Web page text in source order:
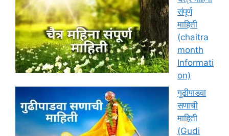
संपूर्ण
माहिती
(chaitra
month
Informati
on)
गुढीपाडवा
सणाची
माहिती
(Gudi